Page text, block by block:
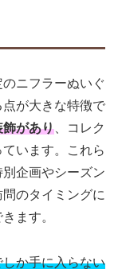
ニフラーぬいぐ
が大きな特徴で
飾があり 、コレク
います。これら
企画やシーズン
のタイミングに
ます。
か手に入らない